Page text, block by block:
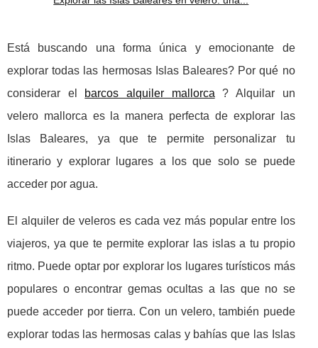
Está buscando una forma única y emocionante de
explorar todas las hermosas Islas Baleares? Por qué no
considerar el barcos alquiler mallorca ? Alquilar un
velero mallorca es la manera perfecta de explorar las
Islas Baleares, ya que te permite personalizar tu
itinerario y explorar lugares a los que solo se puede
acceder por agua.
El alquiler de veleros es cada vez más popular entre los
viajeros, ya que te permite explorar las islas a tu propio
ritmo. Puede optar por explorar los lugares turísticos más
populares o encontrar gemas ocultas a las que no se
puede acceder por tierra. Con un velero, también puede
explorar todas las hermosas calas y bahías que las Islas